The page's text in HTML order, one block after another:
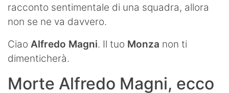
racconto sentimentale di una squadra, allora
non se ne va davvero.
Ciao Alfredo Magni. Il tuo Monza non ti
dimenticherà.
Morte Alfredo Magni, ecco